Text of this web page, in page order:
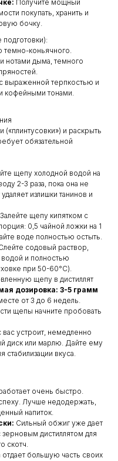
Получите мощный
покупать, хранить и
бочку.
темно-коньячного.
нотами дыма, темного
терпкостью и
кофейными тонами.
(«плинтусовки») и раскрыть
обязательной
щепу холодной водой на
2-3 раза, пока она не
излишки танинов и
щепу кипятком с
0,5 чайной ложки на 1
воде полностью остыть.
содовый раствор,
и полностью
при 50-60°C).
щепу в дистиллят
дозировка: 3-5 грамм
от 3 до 6 недель.
щепы начните пробовать
вас устроит, немедленно
диск или марлю. Дайте ему
стабилизации вкуса.
очень быстро.
Лучше недодержать,
напиток.
Сильный обжиг уже дает
дистиллятом для
скотч.
большую часть своих